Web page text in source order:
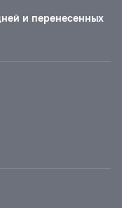
и перенесенных